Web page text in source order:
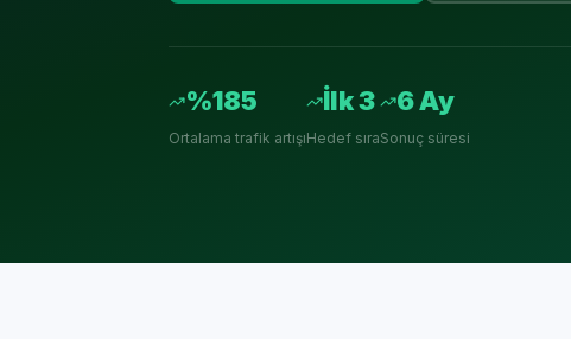
%185
Ortalama trafik artışı
İlk 3
Hedef sıra
6 Ay
Sonuç süresi